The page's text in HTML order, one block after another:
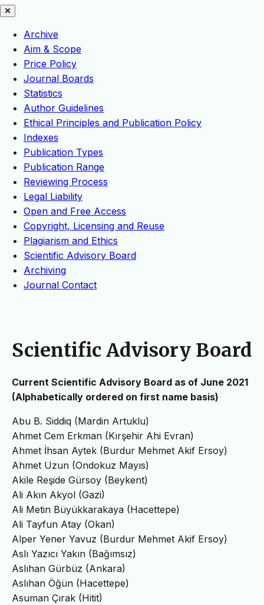
Archive
Aim & Scope
Price Policy
Journal Boards
Statistics
Author Guidelines
Ethical Principles and Publication Policy
Indexes
Publication Types
Publication Range
Reviewing Process
Legal Liability
Open and Free Access
Copyright, Licensing and Reuse
Plagiarism and Ethics
Scientific Advisory Board
Archiving
Journal Contact
Scientific Advisory Board
Current Scientific Advisory Board as of June 2021
(Alphabetically ordered on first name basis)
Abu B. Siddiq (Mardin Artuklu)
Ahmet Cem Erkman (Kırşehir Ahi Evran)
Ahmet İhsan Aytek (Burdur Mehmet Akif Ersoy)
Ahmet Uzun (Ondokuz Mayıs)
Akile Reşide Gürsoy (Beykent)
Ali Akın Akyol (Gazi)
Ali Metin Büyükkarakaya (Hacettepe)
Ali Tayfun Atay (Okan)
Alper Yener Yavuz (Burdur Mehmet Akif Ersoy)
Aslı Yazıcı Yakın (Bağımsız)
Aslıhan Gürbüz (Ankara)
Aslıhan Öğün (Hacettepe)
Asuman Çırak (Hitit)